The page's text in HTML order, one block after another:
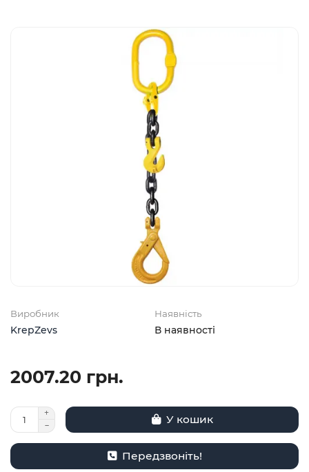
Виробник
KrepZevs
Наявність
В наявності
2007.20 грн.
У кошик
Передзвоніть!